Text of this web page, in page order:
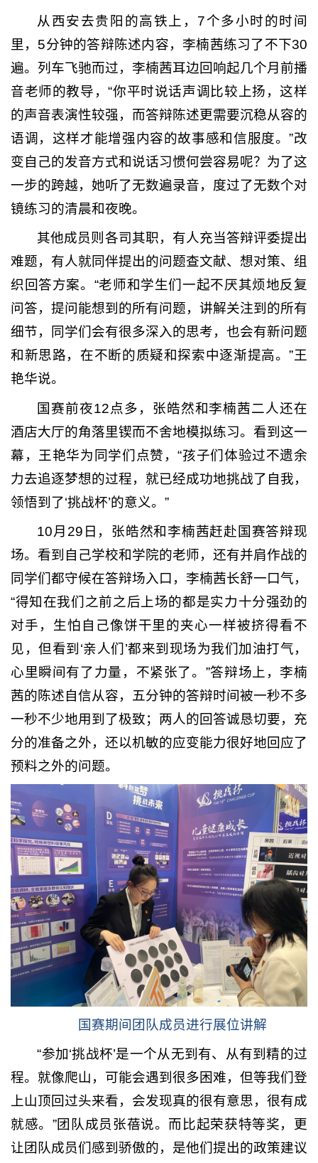
从西安去贵阳的高铁上，7个多小时的时间
里，5分钟的答辩陈述内容，李楠茜练习了不下30
遍。列车飞驰而过，李楠茜耳边回响起几个月前播
音老师的教导，“你平时说话声调比较上扬，这样
的声音表演性较强，而答辩陈述更需要沉稳从容的
语调，这样才能增强内容的故事感和信服度。”改
变自己的发音方式和说话习惯何尝容易呢？为了这
一步的跨越，她听了无数遍录音，度过了无数个对
镜练习的清晨和夜晚。
其他成员则各司其职，有人充当答辩评委提出
难题，有人就同伴提出的问题查文献、想对策、组
织回答方案。“老师和学生们一起不厌其烦地反复
问答，提问能想到的所有问题，讲解关注到的所有
细节，同学们会有很多深入的思考，也会有新问题
和新思路，在不断的质疑和探索中逐渐提高。”王
艳华说。
国赛前夜12点多，张皓然和李楠茜二人还在
酒店大厅的角落里锲而不舍地模拟练习。看到这一
幕，王艳华为同学们点赞，“孩子们体验过不遗余
力去追逐梦想的过程，就已经成功地挑战了自我，
领悟到了‘挑战杯’的意义。”
10月29日，张皓然和李楠茜赶赴国赛答辩现
场。看到自己学校和学院的老师，还有并肩作战的
同学们都守候在答辩场入口，李楠茜长舒一口气，
“得知在我们之前之后上场的都是实力十分强劲的
对手，生怕自己像饼干里的夹心一样被挤得看不
见，但看到‘亲人们’都来到现场为我们加油打气，
心里瞬间有了力量，不紧张了。”答辩场上，李楠
茜的陈述自信从容，五分钟的答辩时间被一秒不多
一秒不少地用到了极致；两人的回答诚恳切要，充
分的准备之外，还以机敏的应变能力很好地回应了
预料之外的问题。
国赛期间团队成员进行展位讲解
“参加‘挑战杯’是一个从无到有、从有到精的过
程。就像爬山，可能会遇到很多困难，但等我们登
上山顶回过头来看，会发现真的很有意思，很有成
就感。”团队成员张蓓说。而比起荣获特等奖，更
让团队成员们感到骄傲的，是他们提出的政策建议